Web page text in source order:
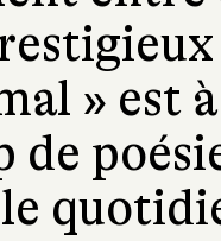
» est
de